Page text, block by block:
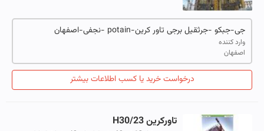
جی-جبکو -جرثقیل برجی تاور کرین-potain -نجفی-اصفهان
وارد کننده
اصفهان
درخواست خرید یا کسب اطلاعات بیشتر
تاورکرین H30/23